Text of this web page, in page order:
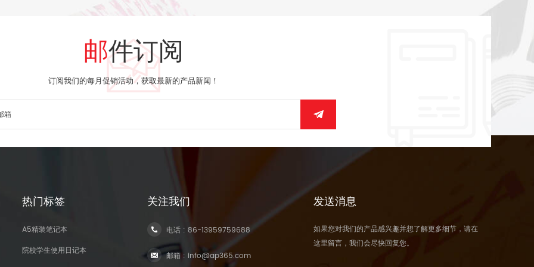
邮件订阅
订阅我们的每月促销活动，获取最新的产品新闻！
热门标签
A5精装笔记本
院校学生使用日记本
关注我们
电话 :86-13959759688
邮箱 : info@ap365.com
发送消息
如果您对我们的产品感兴趣并想了解更多细节，请在
这里留言，我们会尽快回复您。